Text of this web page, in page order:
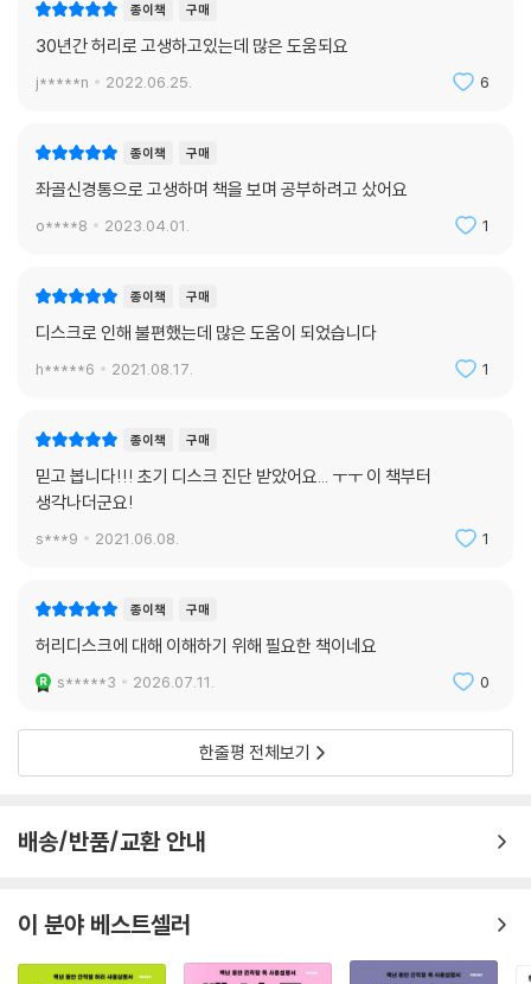
종이책 구매
30년간 허리로 고생하고있는데 많은 도움되요
j*****n 2022.06.25. 6
종이책 구매
좌골신경통으로 고생하며 책을 보며 공부하려고 샀어요
o****8 2023.04.01. 1
종이책 구매
디스크로 인해 불편했는데 많은 도움이 되었습니다
h*****6 2021.08.17. 1
종이책 구매
믿고 봅니다!!! 초기 디스크 진단 받았어요... ㅜㅜ 이 책부터
생각나더군요!
s***9 2021.06.08. 1
종이책 구매
허리디스크에 대해 이해하기 위해 필요한 책이네요
s*****3 2026.07.11. 0
한줄평 전체보기
배송/반품/교환 안내
이 분야 베스트셀러